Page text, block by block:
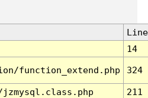
Line
14
function_extend.php 324
211